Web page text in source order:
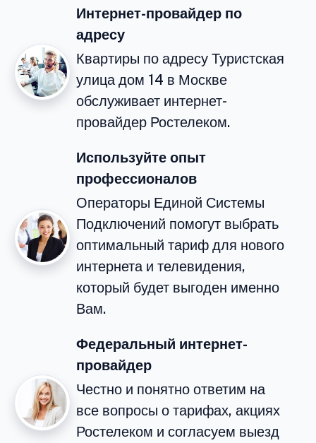
Интернет-провайдер по
адресу
Квартиры по адресу Туристская
улица дом 14 в Москве
обслуживает интернет-
провайдер Ростелеком.
Используйте опыт
профессионалов
Операторы Единой Системы
Подключений помогут выбрать
оптимальный тариф для нового
интернета и телевидения,
который будет выгоден именно
Вам.
Федеральный интернет-
провайдер
Честно и понятно ответим на
все вопросы о тарифах, акциях
Ростелеком и согласуем выезд